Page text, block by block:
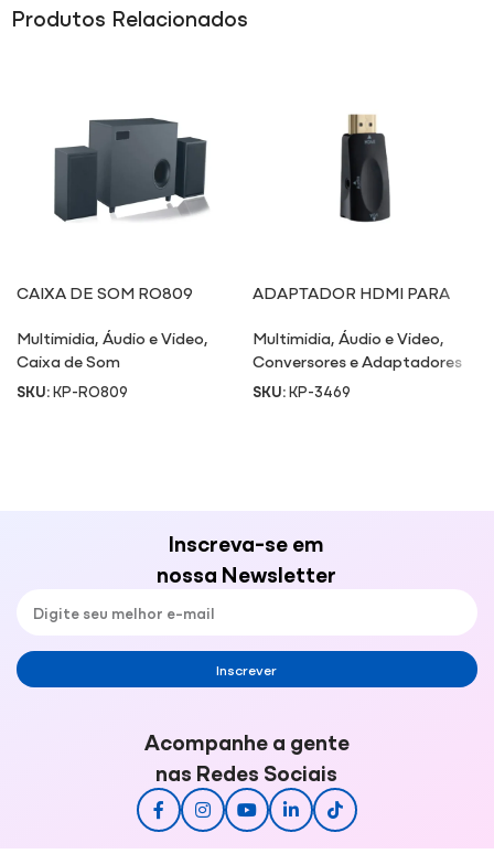
Produtos Relacionados
CAIXA DE SOM RO809
Multimidia,Áudio e Video,
Caixa de Som
SKU:KP-RO809
ADAPTADOR HDMI PARA
ÁUDIO
Multimidia,Áudio e Video,
Conversores e Adaptadores
SKU:KP-3469
Inscreva-se em
nossa Newsletter
Inscrever
Acompanhe a gente
nas Redes Sociais